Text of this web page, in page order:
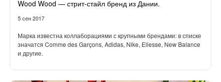
Wood Wood — стрит-стайл бренд из Дании.
5 сен 2017
Марка известна коллаборациями с крупными брендами: в списке
значатся Comme des Garçons, Adidas, Nike, Ellesse, New Balance
и другие.